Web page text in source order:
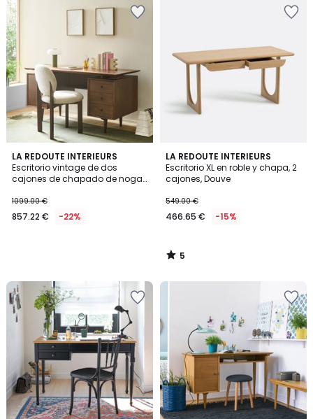
LA REDOUTE INTERIEURS
Escritorio vintage de dos
cajones de chapado de nogal,
1099.00 €
857.22 € -22%
LA REDOUTE INTERIEURS
Escritorio XL en roble y chapa, 2
cajones, Douve
549.00 €
466.65 € -15%
5
/
5
5
/